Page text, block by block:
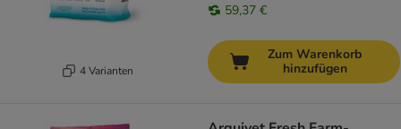
4 Varianten
59,37 €
Zum Warenkorb
hinzufügen